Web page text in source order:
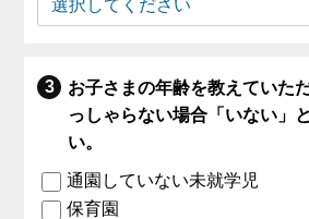
お子さまの年齢を教えていた
っしゃらない場合「いない」
い。
通園していない未就学児
保育園